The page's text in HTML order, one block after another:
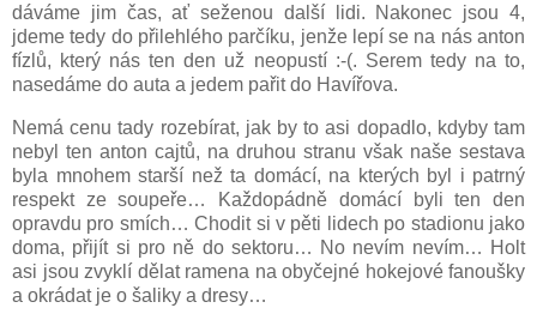
dáváme jim čas, ať seženou další lidi. Nakonec jsou 4,
jdeme tedy do přilehlého parčíku, jenže lepí se na nás anton
fízlů, který nás ten den už neopustí :-(. Serem tedy na to,
nasedáme do auta a jedem pařit do Havířova.
Nemá cenu tady rozebírat, jak by to asi dopadlo, kdyby tam
nebyl ten anton cajtů, na druhou stranu však naše sestava
byla mnohem starší než ta domácí, na kterých byl i patrný
respekt ze soupeře… Každopádně domácí byli ten den
opravdu pro smích… Chodit si v pěti lidech po stadionu jako
doma, přijít si pro ně do sektoru… No nevím nevím… Holt
asi jsou zvyklí dělat ramena na obyčejné hokejové fanoušky
a okrádat je o šaliky a dresy…